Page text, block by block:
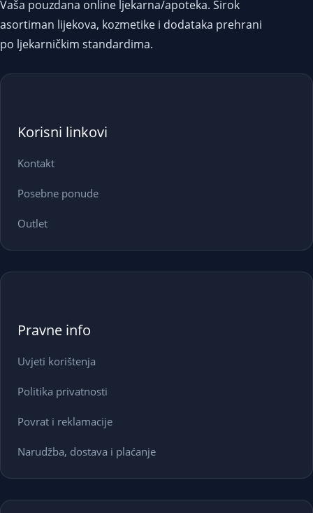
Vaša pouzdana online ljekarna/apoteka. Širok
asortiman lijekova, kozmetike i dodataka prehrani
po ljekarničkim standardima.
Korisni linkovi
Kontakt
Posebne ponude
Outlet
Pravne info
Uvjeti korištenja
Politika privatnosti
Povrat i reklamacije
Narudžba, dostava i plaćanje